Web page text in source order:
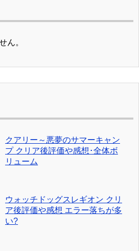
ん。
クアリー～悪夢のサマーキャン
プ クリア後評価や感想･全体ボ
リューム
ウォッチドッグスレギオン クリ
ア後評価や感想 エラー落ちが多
い?